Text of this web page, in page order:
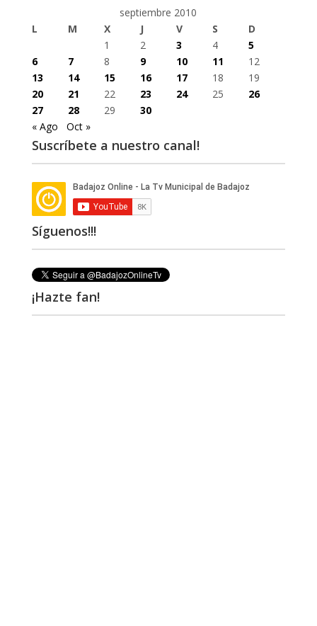
septiembre 2010
L
M X J V S
D
1
2 3 4
5
6
7 8 9 10 11
12
13
14 15 16 17 18
19
20
21 22 23 24 25
26
27
28 29
30
« Ago
Oct »
Suscríbete a nuestro canal!
Síguenos!!!
¡Hazte fan!